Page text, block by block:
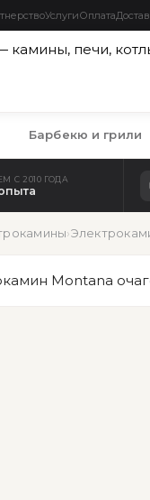
УслугиОплата
Барбекю и грили
С 2010 ГОДА
›